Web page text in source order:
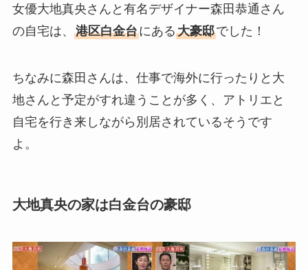
女優大地真央さんと有名デザイナー森田恭通さん
の自宅は、 港区白金台にある大豪邸でした！
ちなみに森田さんは、仕事で海外に行ったりと大
地さんと予定がすれ違うことが多く、アトリエと
自宅を行き来しながら別居されているそうです
よ。
大地真央の家は白金台の豪邸